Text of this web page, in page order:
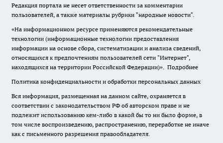
Редакция портала не несет ответственности за комментарии
пользователей, а также материалы рубрики "народные новости".
«На информационном ресурсе применяются рекомендательные
технологии (информационные технологии предоставления
информации на основе сбора, систематизации и анализа сведений,
относящихся к предпочтениям пользователей сети "Интернет",
находящихся на территории Российской Федерации)». Подробнее
Политика конфиденциальности и обработки персональных данных
Вся информация, размещенная на данном сайте, охраняется в
соответствии с законодательством РФ об авторском праве и не
подлежит использованию кем-либо в какой бы то ни было форме, в
том числе воспроизведению, распространению, переработке не иначе
как с письменного разрешения правообладателя.